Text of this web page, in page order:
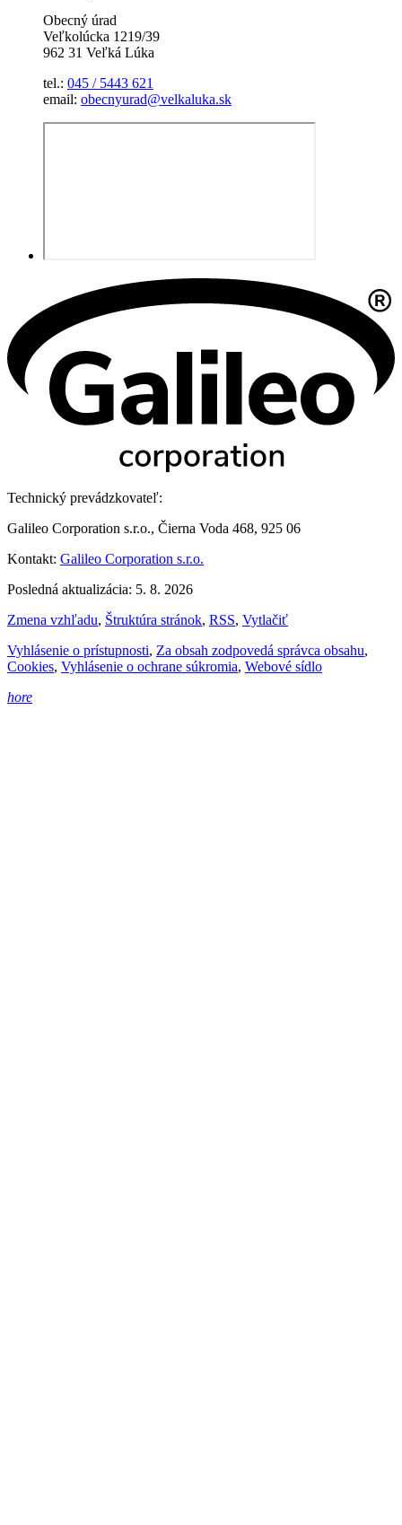
Obecný úrad
Veľkolúcka 1219/39
962 31 Veľká Lúka
tel.: 045 / 5443 621
email: obecnyurad@velkaluka.sk
Technický prevádzkovateľ:
Galileo Corporation s.r.o., Čierna Voda 468, 925 06
Kontakt: Galileo Corporation s.r.o.
Posledná aktualizácia: 5. 8. 2026
Zmena vzhľadu, Štruktúra stránok, RSS, Vytlačiť
Vyhlásenie o prístupnosti, Za obsah zodpovedá správca obsahu,
Cookies, Vyhlásenie o ochrane súkromia, Webové sídlo
hore